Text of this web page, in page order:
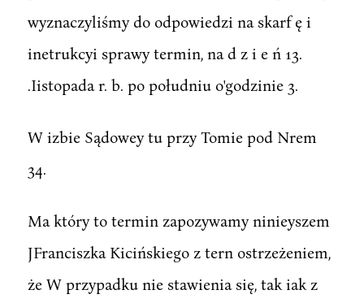
wyznaczyliśmy do odpowiedzi na skarf ę i
inetrukcyi sprawy termin, na d z i e ń 13.
.Iistopada r. b. po południu o'godzinie 3.
W izbie Sądowey tu przy Tomie pod Nrem
34.
Ma który to termin zapozywamy ninieyszem
JFranciszka Kicińskiego z tern ostrzeżeniem,
że W przypadku nie stawienia się, tak iak z